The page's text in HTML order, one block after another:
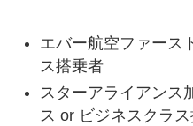
エバー航空ファース
ス搭乗者
スターアライアンス
ス or ビジネスクラ